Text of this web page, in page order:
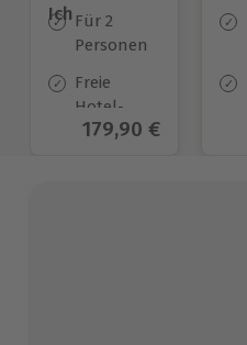
Ich Für 2
Personen
Freie
Hotel-
Auswahl
Aktueller Preis
179,90 €